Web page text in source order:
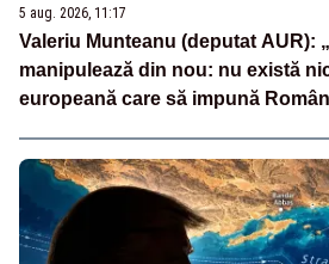
5 aug. 2026, 11:17
Valeriu Munteanu (deputat AUR):
manipulează din nou: nu există
europeană care să impună